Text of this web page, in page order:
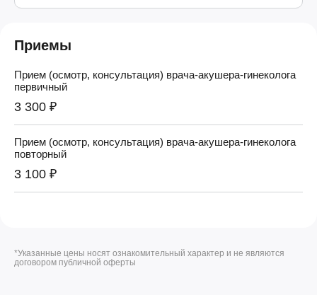
Приемы
Прием (осмотр, консультация) врача-акушера-гинеколога
первичный
3 300 ₽
Прием (осмотр, консультация) врача-акушера-гинеколога
повторный
3 100 ₽
*Указанные цены носят ознакомительный характер и не являются
договором публичной оферты